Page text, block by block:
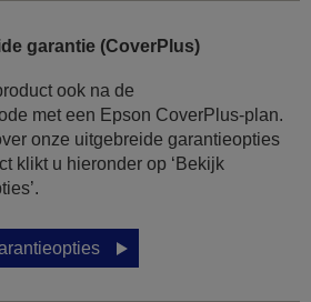
garantie (CoverPlus)
ook na de
met een Epson CoverPlus-plan.
onze uitgebreide garantieopties
klikt u hieronder op ‘Bekijk